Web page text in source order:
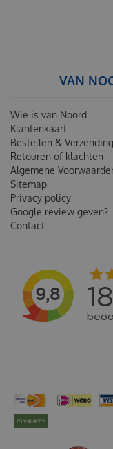
VAN
Wie is van Noord
Klantenkaart
Bestellen & Verzending
Retouren of klachten
Algemene
Sitemap
Privacy policy
Google review geven?
Contact